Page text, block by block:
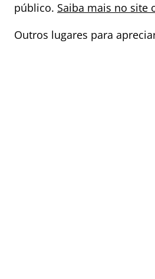
público. Saiba mais no site
Outros lugares para